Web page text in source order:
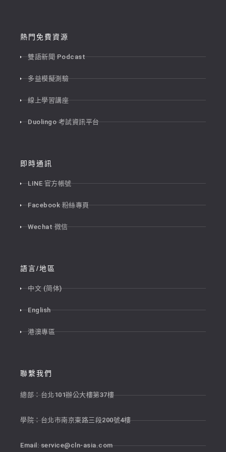
熱門免費資源
雙語新聞 Podcast
多益模擬測驗
線上學習講座
Duolingo 考試資訊平台
即時通訊
LINE 官方帳號
Facebook 粉絲專頁
Wechat 微信
語言/地區
中文 (简体)
English
港澳專區
聯繫我們
總部：台北101辦公大樓第37樓
學院：台北市南京東路三段200號4樓
Email:service@cln-asia.com